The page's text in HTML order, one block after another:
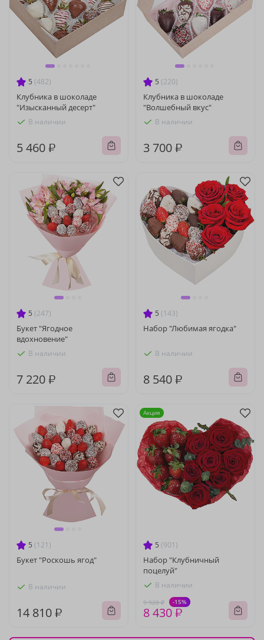
5 (482)
Клубника в шоколаде
"Изысканный десерт"
В наличии
5 460 ₽
5 (220)
Клубника в шоколаде
"Волшебный вкус"
В наличии
3 700 ₽
5 (247)
Букет "Ягодное
вдохновение"
В наличии
7 220 ₽
5 (143)
Набор "Любимая ягодка"
В наличии
8 540 ₽
5 (121)
Букет "Роскошь ягод"
В наличии
14 810 ₽
5 (901)
Набор "Клубничный
поцелуй"
В наличии
9 920 ₽ -15%
8 430 ₽
Акция